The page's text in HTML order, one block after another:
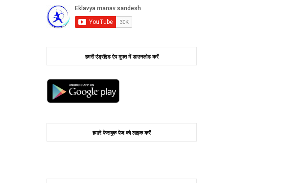
हमरी एंड्रॉइड ऐप मुफ्त में डाउनलोड करें
हमारे फेसबुक पेज को लाइक करें